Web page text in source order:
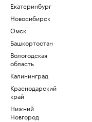
Екатеринбург
Новосибирск
Омск
Башкортостан
Вологодская
область
Калининград
Краснодарский
край
Нижний
Новгород